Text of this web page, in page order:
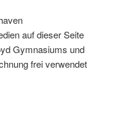
auf dieser Seite
Gymnasiums und
frei verwendet